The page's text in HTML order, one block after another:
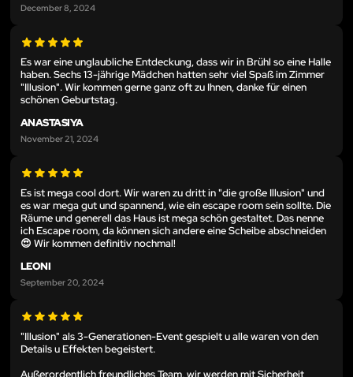
December 8, 2024
Es war eine unglaubliche Entdeckung, dass wir in Brühl so eine Halle
haben. Sechs 13-jährige Mädchen hatten sehr viel Spaß im Zimmer
"Illusion". Wir kommen gerne ganz oft zu Ihnen, danke für einen
schönen Geburtstag.
ANASTASIYA
November 21, 2024
Es ist mega cool dort. Wir waren zu dritt in "die große Illusion" und
es war mega gut und spannend, wie ein escape room sein sollte. Die
Räume und generell das Haus ist mega schön gestaltet. Das nenne
ich Escape room, da können sich andere eine Scheibe abschneiden
😍 Wir kommen definitiv nochmal!
LEONI
September 20, 2024
"Illusion" als 3-Generationen-Event gespielt u alle waren von den
Details u Effekten begeistert.
Außerordentlich freundliches Team, wir werden mit Sicherheit